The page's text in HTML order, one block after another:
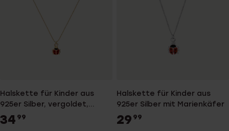
Halskette für Kinder aus
925er Silber, vergoldet,
Marienkäfer
34 99
Halskette für Kinder aus
925er Silber mit Marienkäfer
29 99